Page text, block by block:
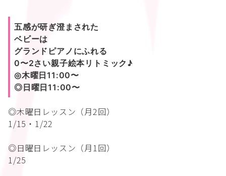
五感が研ぎ澄まされた
ベビーは
グランドピアノにふれる
0〜2さい親子絵本リトミック♪
◎木曜日11:00〜
◎日曜日11:00〜
◎木曜日レッスン（月2回）
1/15・1/22
◎日曜日レッスン（月1回）
1/25